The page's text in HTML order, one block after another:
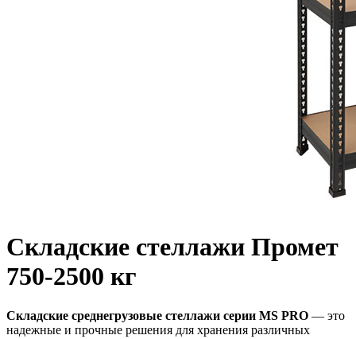
Складские стеллажи Промет
750-2500 кг
Складские среднегрузовые стеллажи серии MS PRO — это
надежные и прочные решения для хранения различных